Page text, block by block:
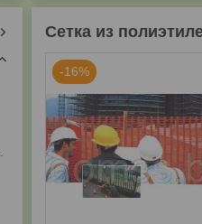
Сетка из
-16%